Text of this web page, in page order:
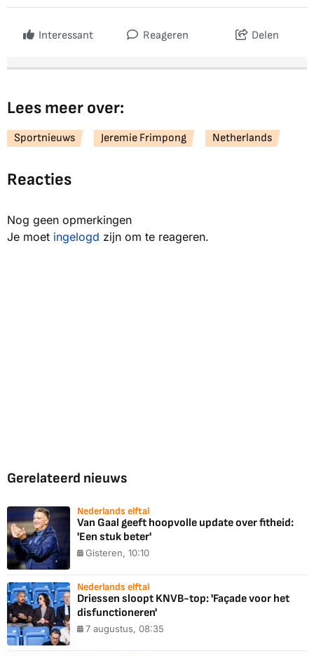
Interessant Reageren Delen
Lees meer over:
Sportnieuws Jeremie Frimpong Netherlands
Reacties
Nog geen opmerkingen
Je moet ingelogd zijn om te reageren.
Gerelateerd nieuws
Nederlands elftal
Van Gaal geeft hoopvolle update over fitheid:
'Een stuk beter'
Gisteren, 10:10
Nederlands elftal
Driessen sloopt KNVB-top: 'Façade voor het
disfunctioneren'
7 augustus, 08:35